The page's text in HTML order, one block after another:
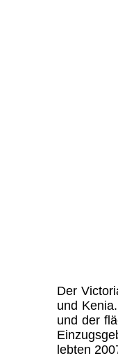
Der
und
und der
lebten